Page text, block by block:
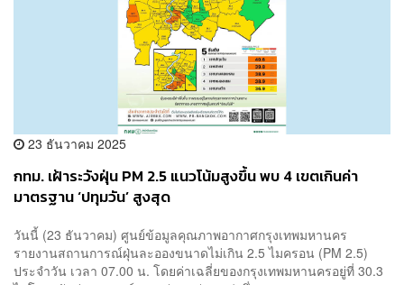
23 ธันวาคม 2025
กทม. เฝ้าระวังฝุ่น PM 2.5 แนวโน้มสูงขึ้น พบ 4 เขตเกินค่า
มาตรฐาน ‘ปทุมวัน’ สูงสุด
วันนี้ (23 ธันวาคม) ศูนย์ข้อมูลคุณภาพอากาศกรุงเทพมหานคร
รายงานสถานการณ์ฝุ่นละอองขนาดไม่เกิน 2.5 ไมครอน (PM 2.5)
ประจำวัน เวลา 07.00 น. โดยค่าเฉลี่ยของกรุงเทพมหานครอยู่ที่ 30.3